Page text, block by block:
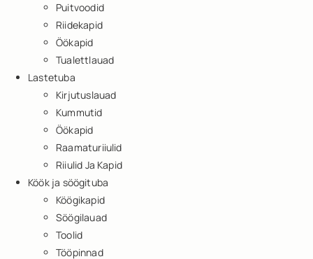
Puitvoodid
Riidekapid
Öökapid
Tualettlauad
Lastetuba
Kirjutuslauad
Kummutid
Öökapid
Raamaturiiulid
Riiulid Ja Kapid
Köök ja söögituba
Köögikapid
Söögilauad
Toolid
Tööpinnad